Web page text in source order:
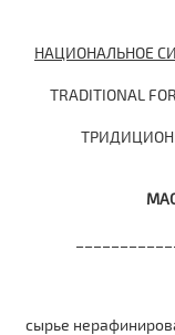
НАЦИОНАЛЬНОЕ
TRADITIONAL
сырье